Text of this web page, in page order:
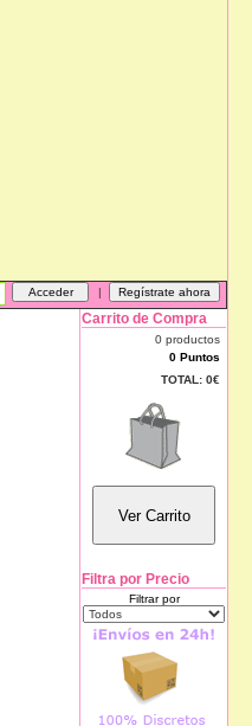
|
Carrito de Compra
0 productos
0 Puntos
TOTAL: 0€
Filtra por Precio
Filtrar por